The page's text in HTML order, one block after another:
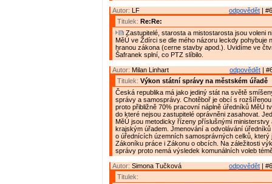
odpovědět |
Autor: LF
Titulek: Re:Re:
Zastupitelé, starosta a mistostarosta jsou voleni
MěÚ ve Ždírci se dle mého názoru leckdy pohybuje
hranou zákona (cerne stavby apod.). Uvidíme ve
Šafranek splní, co PTZ slíbilo.
odpovědět |
Autor: Milan Linhart
Titulek: Výkon státní správy na městském úřadě
Česká republika má jako jediný stát na světě
správy a samosprávy. Chotěboř je obcí s
proto přibližně 70% pracovní náplně úředníků MěÚ
do které nejsou zastupitelé oprávněni zasahovat.
MěÚ jsou metodicky řízeny příslušnými ministerstvy
krajským úřadem. Jmenování a odvolávání
o úřednících územních samosprávných celků, který
Zákoníku práce i Zákonu o obcích. Na záležitosti
správy proto nemá výsledek komunálních voleb
odpovědět |
Autor: Simona Tučková
Titulek: